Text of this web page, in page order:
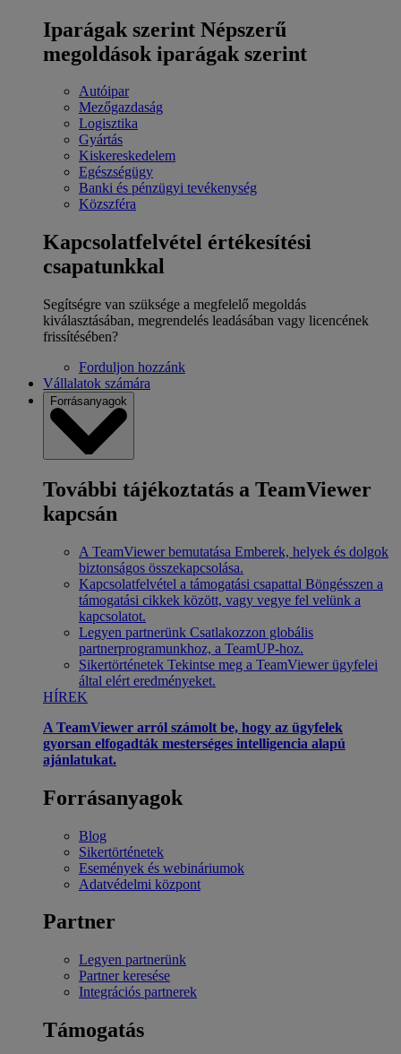
Iparágak szerint Népszerű
megoldások iparágak szerint
Autóipar
Mezőgazdaság
Logisztika
Gyártás
Kiskereskedelem
Egészségügy
Banki és pénzügyi tevékenység
Közszféra
Kapcsolatfelvétel értékesítési
csapatunkkal
Segítségre van szüksége a megfelelő megoldás
kiválasztásában, megrendelés leadásában vagy licencének
frissítésében?
Forduljon hozzánk
Vállalatok számára
Forrásanyagok
További tájékoztatás a TeamViewer
kapcsán
A TeamViewer bemutatása Emberek, helyek és dolgok
biztonságos összekapcsolása.
Kapcsolatfelvétel a támogatási csapattal Böngésszen a
támogatási cikkek között, vagy vegye fel velünk a
kapcsolatot.
Legyen partnerünk Csatlakozzon globális
partnerprogramunkhoz, a TeamUP-hoz.
Sikertörténetek Tekintse meg a TeamViewer ügyfelei
által elért eredményeket.
HÍREK
A TeamViewer arról számolt be, hogy az ügyfelek
gyorsan elfogadták mesterséges intelligencia alapú
ajánlatukat.
Forrásanyagok
Blog
Sikertörténetek
Események és webináriumok
Adatvédelmi központ
Partner
Legyen partnerünk
Partner keresése
Integrációs partnerek
Támogatás